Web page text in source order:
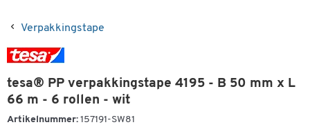
Verpakkingstape
tesa® PP verpakkingstape 4195 - B 50 mm x L
66 m - 6 rollen - wit
Artikelnummer: 157191-SW81